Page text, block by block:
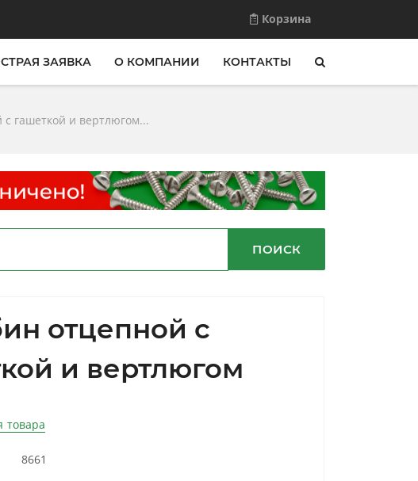
Корзина
ЗАЯВКА О КОМПАНИИ КОНТАКТЫ
гашеткой и вертлюгом...
ПОИСК
отцепной с
и вертлюгом
товара
8661